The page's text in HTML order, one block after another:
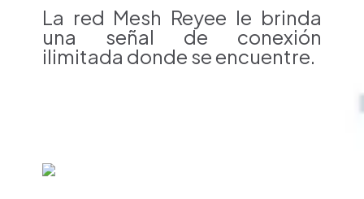
La red Mesh Reyee le brinda
una señal de conexión
ilimitada donde se encuentre.